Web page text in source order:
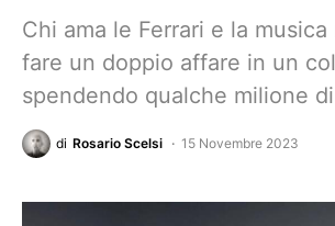
Chi ama le Ferrari e la
fare un doppio affare in un
spendendo qualche milione
di Rosario Scelsi 15 Novembre 2023